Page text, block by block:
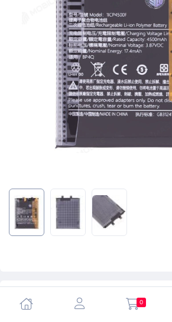
5.0
0